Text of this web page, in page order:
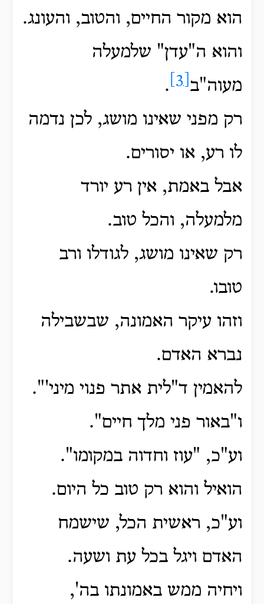
הוא מקור החיים, והטוב, והעונג.
והוא ה"עדן" שלמעלה
מעוה"ב
.
רק מפני שאינו מושג, לכן נדמה
לו רע, או יסורים.
אבל באמת, אין רע יורד
מלמעלה, והכל טוב.
רק שאינו מושג, לגודלו ורב
טובו.
וזהו עיקר האמונה, שבשבילה
נברא האדם.
להאמין ד"לית אתר פנוי מיני'".
ו"באור פני מלך חיים".
וע"כ, "עוז וחדוה במקומו".
הואיל והוא רק טוב כל היום.
וע"כ, ראשית הכל, שישמח
האדם ויגל בכל עת ושעה.
ויחיה ממש באמונתו בה',